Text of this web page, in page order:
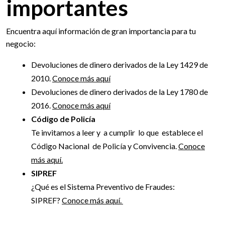
importantes
Encuentra aquí información de gran importancia para tu
negocio:
Devoluciones de dinero derivados de la Ley 1429 de
2010.Conoce más aquí
Devoluciones de dinero derivados de la Ley 1780 de
2016.Conoce más aquí
Código de Policía
Te invitamos a leer y a cumplir lo que establece el
Código Nacional de Policía y Convivencia.Conoce
más aquí.
SIPREF
¿Qué es el Sistema Preventivo de Fraudes:
SIPREF? Conoce más aquí.